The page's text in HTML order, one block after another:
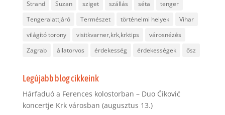
Strand
Suzan sziget szállás séta
tenger
Tengeralattjáró
Természet történelmi helyek
Vihar
világító torony
visitkvarner,krk,krktips
városnézés
Zagrab
állatorvos érdekesség érdekességek ősz
Legújabb blog cikkeink
Hárfaduó a Ferences kolostorban – Duo Ćiković
koncertje Krk városban (augusztus 13.)